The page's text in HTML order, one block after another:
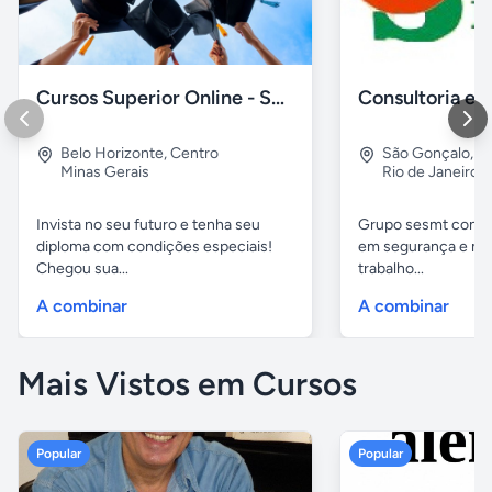
Cursos Superior Online - Sem pagamento adiantado
Belo Horizonte,Centro
Minas Gerais
Invista no seu futuro e tenha seu
diploma com condições especiais!
Chegou sua...
A combinar
São Gonçalo,
Rio de Janeiro
Grupo sesmt
em segurança e
trabalho...
A combinar
Mais Vistos em Cursos
Popular Popular